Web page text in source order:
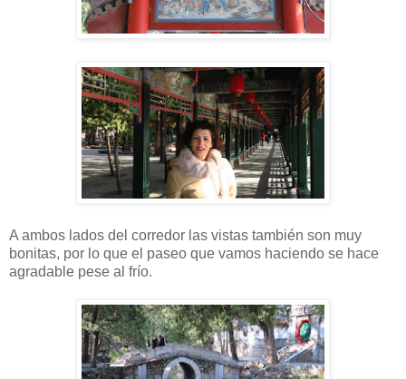
A ambos lados del corredor las vistas también son muy
bonitas, por lo que el paseo que vamos haciendo se hace
agradable pese al frío.